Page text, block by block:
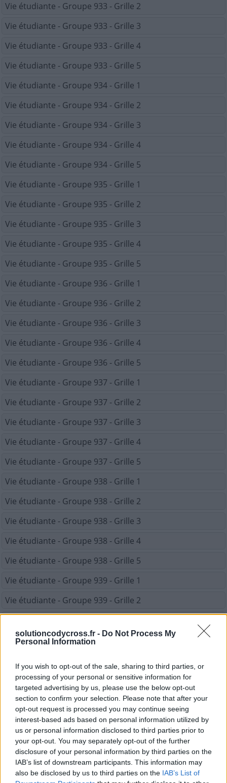
solutioncodycross.fr - Do Not Process My
Personal Information
If you wish to opt-out of the sale, sharing to third parties, or
processing of your personal or sensitive information for
targeted advertising by us, please use the below opt-out
section to confirm your selection. Please note that after your
opt-out request is processed you may continue seeing
interest-based ads based on personal information utilized by
us or personal information disclosed to third parties prior to
your opt-out. You may separately opt-out of the further
disclosure of your personal information by third parties on the
IAB’s list of downstream participants. This information may
also be disclosed by us to third parties on the IAB’s List of
Vie étudiante - Groupe 933 - Grille 2
Vie étudiante - Groupe 933 - Grille 3
Vie étudiante - Groupe 933 - Grille 4
Vie étudiante - Groupe 933 - Grille 5
Vie étudiante - Groupe 934 - Grille 1
Vie étudiante - Groupe 934 - Grille 2
Vie étudiante - Groupe 934 - Grille 3
Vie étudiante - Groupe 934 - Grille 4
Vie étudiante - Groupe 934 - Grille 5
Vie étudiante - Groupe 935 - Grille 1
Vie étudiante - Groupe 935 - Grille 2
Vie étudiante - Groupe 935 - Grille 3
Vie étudiante - Groupe 935 - Grille 4
Vie étudiante - Groupe 935 - Grille 5
Vie étudiante - Groupe 936 - Grille 1
Vie étudiante - Groupe 936 - Grille 2
Vie étudiante - Groupe 936 - Grille 3
Vie étudiante - Groupe 936 - Grille 4
Vie étudiante - Groupe 936 - Grille 5
Vie étudiante - Groupe 937 - Grille 1
Vie étudiante - Groupe 937 - Grille 2
Vie étudiante - Groupe 937 - Grille 3
Vie étudiante - Groupe 937 - Grille 4
Vie étudiante - Groupe 937 - Grille 5
Vie étudiante - Groupe 938 - Grille 1
Vie étudiante - Groupe 938 - Grille 2
Vie étudiante - Groupe 938 - Grille 3
Vie étudiante - Groupe 938 - Grille 4
Vie étudiante - Groupe 938 - Grille 5
Vie étudiante - Groupe 939 - Grille 1
Vie étudiante - Groupe 939 - Grille 2
Vie étudiante - Groupe 939 - Grille 4
Vie étudiante - Groupe 940 - Grille 1
Vie étudiante - Groupe 940 - Grille 2
Vie étudiante - Groupe 940 - Grille 3
Vie étudiante - Groupe 940 - Grille 4
Vie étudiante - Groupe 940 - Grille 5